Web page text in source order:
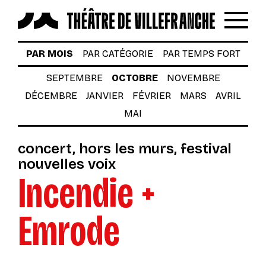
Menu
LES SPECTACLES
AUTOUR DES SPECTACLES
LE THÉÂTRE
ACTUALITÉS
BILLETTERIE
VOTRE VENUE AU THÉÂTRE
À TÉLÉCHARGER
S’INSCRIRE À LA NEWSLETTER
PAR MOIS PAR CATÉGORIE PAR TEMPS FORT
SEPTEMBRE OCTOBRE
NOVEMBRE
DÉCEMBRE
JANVIER FÉVRIER MARS
AVRIL
MAI
concert hors les murs festival
nouvelles voix
Incendie +
Emrode